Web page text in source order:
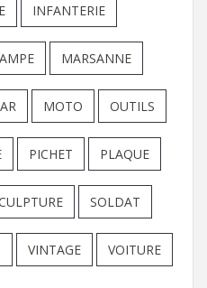
INFANTERIE
MARSANNE
MOTO OUTILS
PICHET PLAQUE
SOLDAT
VINTAGE VOITURE